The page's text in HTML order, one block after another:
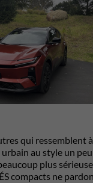
qui ressemblent
au style un
plus
compacts ne